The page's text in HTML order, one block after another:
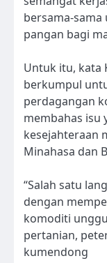
bersama-
pangan bagi
Untuk itu, kata
berkumpul
perdagangan
membahas isu
kesejahteraan
Minahasa dan
“Salah satu
dengan
komoditi
pertanian,
kumendong